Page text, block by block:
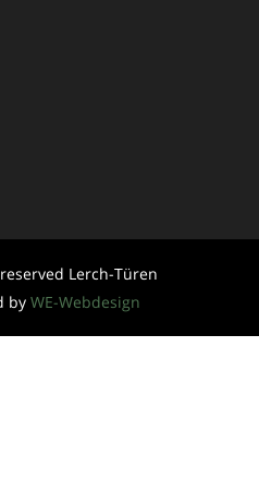
Lerch-Türen
by WE-Webdesign